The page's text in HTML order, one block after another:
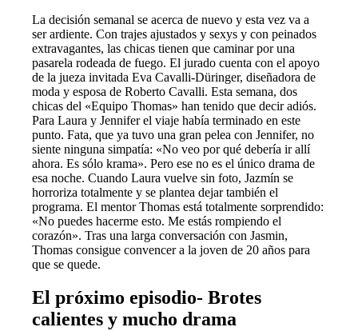
La decisión semanal se acerca de nuevo y esta vez va a
ser ardiente. Con trajes ajustados y sexys y con peinados
extravagantes, las chicas tienen que caminar por una
pasarela rodeada de fuego. El jurado cuenta con el apoyo
de la jueza invitada Eva Cavalli-Düringer, diseñadora de
moda y esposa de Roberto Cavalli. Esta semana, dos
chicas del «Equipo Thomas» han tenido que decir adiós.
Para Laura y Jennifer el viaje había terminado en este
punto. Fata, que ya tuvo una gran pelea con Jennifer, no
siente ninguna simpatía: «No veo por qué debería ir allí
ahora. Es sólo krama». Pero ese no es el único drama de
esa noche. Cuando Laura vuelve sin foto, Jazmín se
horroriza totalmente y se plantea dejar también el
programa. El mentor Thomas está totalmente sorprendido:
«No puedes hacerme esto. Me estás rompiendo el
corazón». Tras una larga conversación con Jasmin,
Thomas consigue convencer a la joven de 20 años para
que se quede.
El próximo episodio- Brotes
calientes y mucho drama